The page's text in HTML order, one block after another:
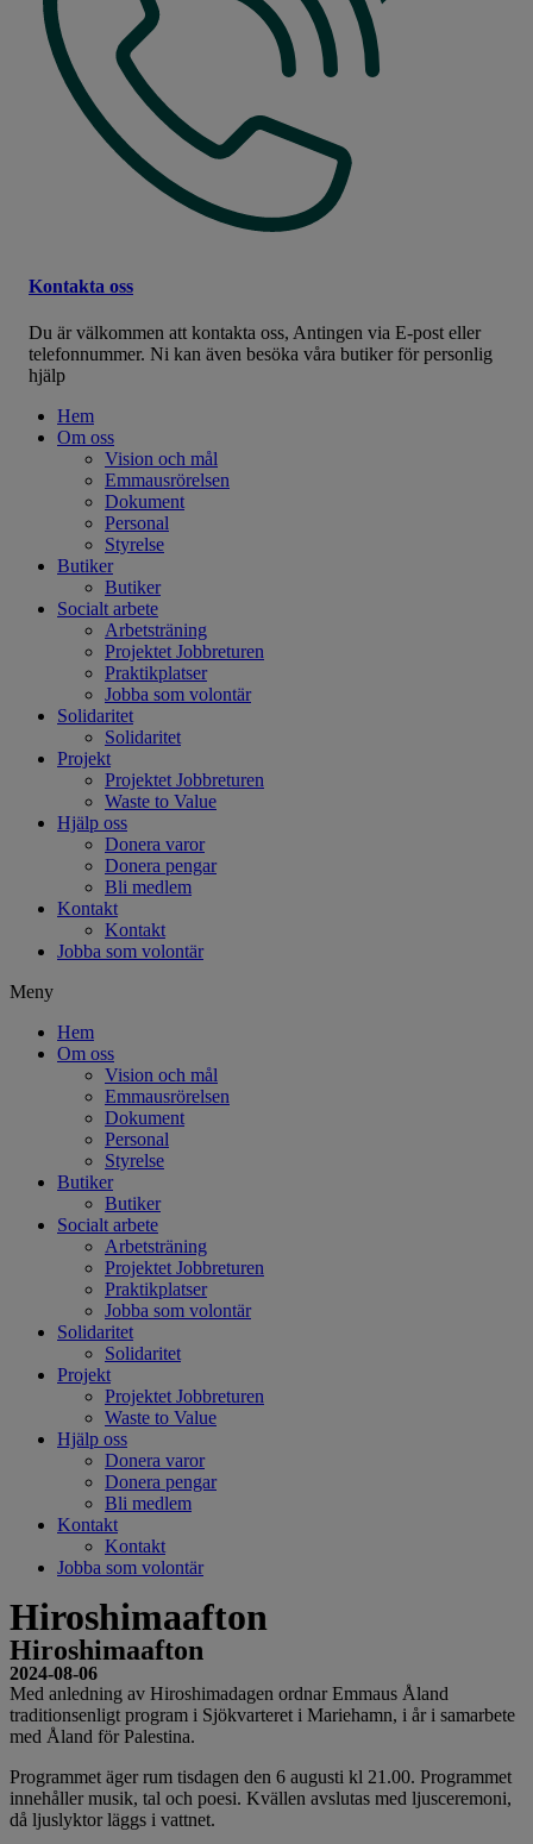
Kontakta oss
Du är välkommen att kontakta oss, Antingen via E-post eller
telefonnummer. Ni kan även besöka våra butiker för personlig
hjälp
Hem
Om oss
Vision och mål
Emmausrörelsen
Dokument
Personal
Styrelse
Butiker
Butiker
Socialt arbete
Arbetsträning
Projektet Jobbreturen
Praktikplatser
Jobba som volontär
Solidaritet
Solidaritet
Projekt
Projektet Jobbreturen
Waste to Value
Hjälp oss
Donera varor
Donera pengar
Bli medlem
Kontakt
Kontakt
Jobba som volontär
Meny
Hem
Om oss
Vision och mål
Emmausrörelsen
Dokument
Personal
Styrelse
Butiker
Butiker
Socialt arbete
Arbetsträning
Projektet Jobbreturen
Praktikplatser
Jobba som volontär
Solidaritet
Solidaritet
Projekt
Projektet Jobbreturen
Waste to Value
Hjälp oss
Donera varor
Donera pengar
Bli medlem
Kontakt
Kontakt
Jobba som volontär
Hiroshimaafton
Hiroshimaafton
2024-08-06
Med anledning av Hiroshimadagen ordnar Emmaus Åland
traditionsenligt program i Sjökvarteret i Mariehamn, i år i samarbete
med Åland för Palestina.
Programmet äger rum tisdagen den 6 augusti kl 21.00. Programmet
innehåller musik, tal och poesi. Kvällen avslutas med ljusceremoni,
då ljuslyktor läggs i vattnet.